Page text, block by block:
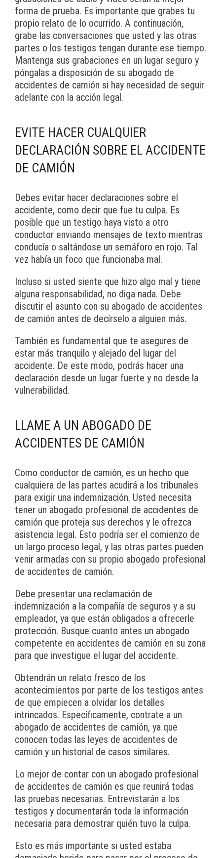
forma de prueba. Es importante que grabes tu
propio relato de lo ocurrido. A continuación,
grabe las conversaciones que usted y las otras
partes o los testigos tengan durante ese tiempo.
Mantenga sus grabaciones en un lugar seguro y
póngalas a disposición de su abogado de
accidentes de camión si hay necesidad de seguir
adelante con la acción legal.
EVITE HACER CUALQUIER
DECLARACIÓN SOBRE EL ACCIDENTE
DE CAMIÓN
Debes evitar hacer declaraciones sobre el
accidente, como decir que fue tu culpa. Es
posible que un testigo haya visto a otro
conductor enviando mensajes de texto mientras
conducía o saltándose un semáforo en rojo. Tal
vez había un foco que funcionaba mal.
Incluso si usted siente que hizo algo mal y tiene
alguna responsabilidad, no diga nada. Debe
discutir el asunto con su abogado de accidentes
de camión antes de decírselo a alguien más.
También es fundamental que te asegures de
estar más tranquilo y alejado del lugar del
accidente. De este modo, podrás hacer una
declaración desde un lugar fuerte y no desde la
vulnerabilidad.
LLAME A UN ABOGADO DE
ACCIDENTES DE CAMIÓN
Como conductor de camión, es un hecho que
cualquiera de las partes acudirá a los tribunales
para exigir una indemnización. Usted necesita
tener un abogado profesional de accidentes de
camión que proteja sus derechos y le ofrezca
asistencia legal. Esto podría ser el comienzo de
un largo proceso legal, y las otras partes pueden
venir armadas con su propio abogado profesional
de accidentes de camión.
Debe presentar una reclamación de
indemnización a la compañía de seguros y a su
empleador, ya que están obligados a ofrecerle
protección. Busque cuanto antes un abogado
competente en accidentes de camión en su zona
para que investigue el lugar del accidente.
Obtendrán un relato fresco de los
acontecimientos por parte de los testigos antes
de que empiecen a olvidar los detalles
intrincados. Específicamente, contrate a un
abogado de accidentes de camión, ya que
conocen todas las leyes de accidentes de
camión y un historial de casos similares.
Lo mejor de contar con un abogado profesional
de accidentes de camión es que reunirá todas
las pruebas necesarias. Entrevistarán a los
testigos y documentarán toda la información
necesaria para demostrar quién tuvo la culpa.
Esto es más importante si usted estaba